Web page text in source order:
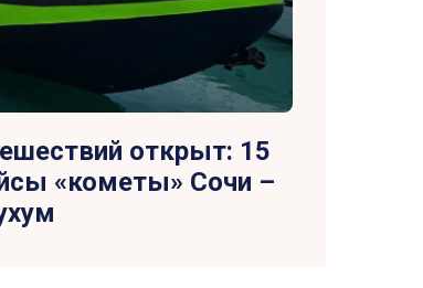
открыт: 15
«кометы» Сочи –